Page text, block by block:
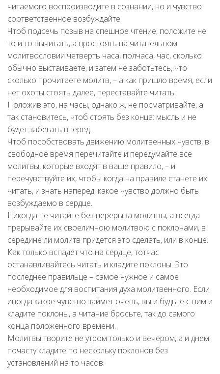
читаемого воспроизводите в сознании, но и чувство
соответственное возбуждайте.
Чтоб подсечь позыв на спешное чтение, положите не
то и то вычитать, а простоять на читательном
молитвословии четверть часа, полчаса, час, сколько
обычно выстаиваете, и затем не заботьтесь, что
сколько прочитаете молитв, – а как пришло время, если
нет охоты стоять далее, переставайте читать.
Положив это, на часы, однако ж, не посматривайте, а
так становитесь, чтоб стоять без конца: мысль и не
будет забегать вперед.
Чтоб пособствовать движению молитвенных чувств, в
свободное время перечитайте и передумайте все
молитвы, которые входят в ваше правило, – и
перечувствуйте их, чтобы когда на правиле станете их
читать, и знать наперед, какое чувство должно быть
возбуждаемо в сердце.
Никогда не читайте без перерыва молитвы, а всегда
прерывайте их своеличною молитвою с поклонами, в
середине ли молитв придется это сделать, или в конце.
Как только вспадет что на сердце, тотчас
останавливайтесь читать и кладите поклоны. Это
последнее правильце – самое нужное и самое
необходимое для воспитания духа молитвенного. Если
иногда какое чувство займет очень, вы и будьте с ним и
кладите поклоны, а читание бросьте, так до самого
конца положенного времени.
Молитвы творите не утром только и вечером, а и днем
почасту кладите по нескольку поклонов без
установлений на то часов.